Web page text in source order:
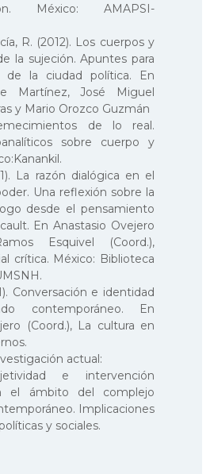
México: AMAPSI-
R. (2012). Los cuerpos y
la sujeción. Apuntes para
de la ciudad política. En
Martínez, José Miguel
y Mario Orozco Guzmán
de lo real.
sobre cuerpo y
La razón dialógica en el
Una reflexión sobre la
desde el pensamiento
En Anastasio Ovejero
Esquivel (Coord.),
crítica. México: Biblioteca
Conversación e identidad
contemporáneo. En
(Coord.), La cultura en
actual:
e intervención
el ámbito del complejo
Implicaciones
y sociales.